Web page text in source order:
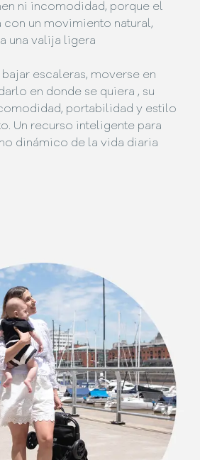
ni incomodidad, porque el
con un movimiento natural,
una valija ligera
escaleras, moverse en
en donde se quiera , su
portabilidad y estilo
Un recurso inteligente para
dinámico de la vida diaria